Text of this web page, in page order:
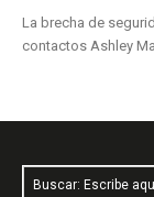
La brecha de
contactos Ashley
Buscar: Escribe